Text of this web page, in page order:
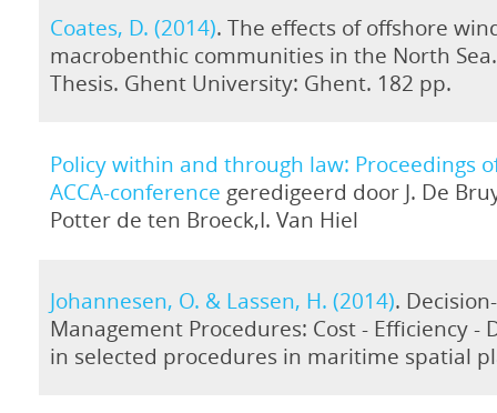
Coates, D. (2014). The effects of offshore
macrobenthic communities in the North
Thesis. Ghent University: Ghent. 182 pp.
Policy within and through law: Proceedings
ACCA-conference geredigeerd door J. De
Potter de ten Broeck,I. Van Hiel
Johannesen, O. & Lassen, H. (2014).
Management Procedures: Cost - Efficiency -
in selected procedures in maritime spatial